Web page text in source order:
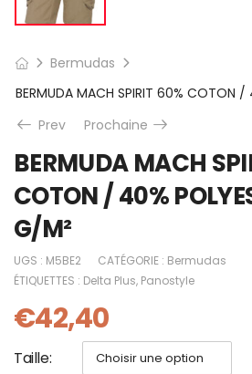
Bermudas
Prev
Prochaine
BERMUDA MACH
COTON / 40%
G/M²
UGS : M5BE2 CATÉGORIE : Bermudas
ÉTIQUETTES : Delta Plus, Panostyle
€42,40
Taille